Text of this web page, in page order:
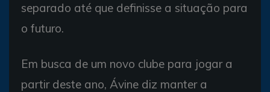
separado até que definisse a situação para
o futuro.
Em busca de um novo clube para jogar a
partir deste ano, Ávine diz manter a